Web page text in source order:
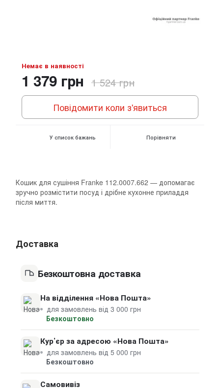
Немає в наявності
1 379 грн 1 524 грн
Повідомити коли з'явиться
У список бажань Порівняти
Кошик для сушіння Franke 112.0007.662 — допомагає
зручно розмістити посуд і дрібне кухонне приладдя
після миття.
Доставка
Безкоштовна доставка
На відділення «Нова Пошта»
для замовлень від 3 000 грн
Безкоштовно
Кур’єр за адресою «Нова Пошта»
для замовлень від 5 000 грн
Безкоштовно
Самовивіз